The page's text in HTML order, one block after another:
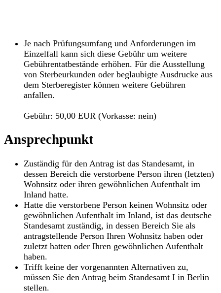
Je nach Prüfungsumfang und Anforderungen im
Einzelfall kann sich diese Gebühr um weitere
Gebührentatbestände erhöhen. Für die Ausstellung
von Sterbeurkunden oder beglaubigte Ausdrucke aus
dem Sterberegister können weitere Gebühren
anfallen.
Gebühr: 50,00 EUR (Vorkasse: nein)
Ansprechpunkt
Zuständig für den Antrag ist das Standesamt, in
dessen Bereich die verstorbene Person ihren (letzten)
Wohnsitz oder ihren gewöhnlichen Aufenthalt im
Inland hatte.
Hatte die verstorbene Person keinen Wohnsitz oder
gewöhnlichen Aufenthalt im Inland, ist das deutsche
Standesamt zuständig, in dessen Bereich Sie als
antragstellende Person Ihren Wohnsitz haben oder
zuletzt hatten oder Ihren gewöhnlichen Aufenthalt
haben.
Trifft keine der vorgenannten Alternativen zu,
müssen Sie den Antrag beim Standesamt I in Berlin
stellen.